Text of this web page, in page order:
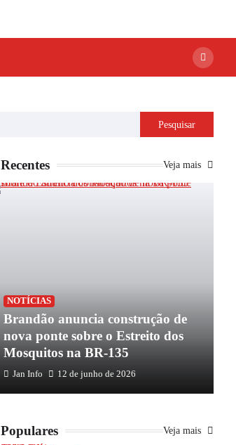
Pesquisar
Recentes Veja mais
NOTÍCIAS
Brandão anuncia construção de
nova ponte sobre o Estreito dos
Mosquitos na BR-135
Jan Info 12 de junho de 2026
Populares Veja mais